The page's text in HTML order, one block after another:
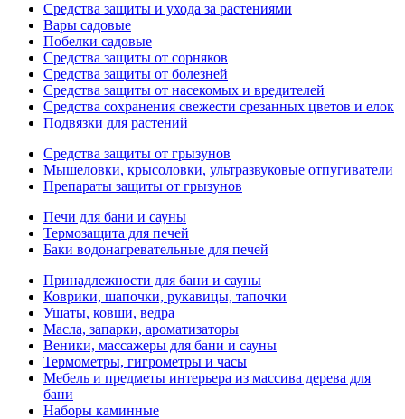
Средства защиты и ухода за растениями
Вары садовые
Побелки садовые
Средства защиты от сорняков
Средства защиты от болезней
Средства защиты от насекомых и вредителей
Средства сохранения свежести срезанных цветов и елок
Подвязки для растений
Средства защиты от грызунов
Мышеловки, крысоловки, ультразвуковые отпугиватели
Препараты защиты от грызунов
Печи для бани и сауны
Термозащита для печей
Баки водонагревательные для печей
Принадлежности для бани и сауны
Коврики, шапочки, рукавицы, тапочки
Ушаты, ковши, ведра
Масла, запарки, ароматизаторы
Веники, массажеры для бани и сауны
Термометры, гигрометры и часы
Мебель и предметы интерьера из массива дерева для
бани
Наборы каминные